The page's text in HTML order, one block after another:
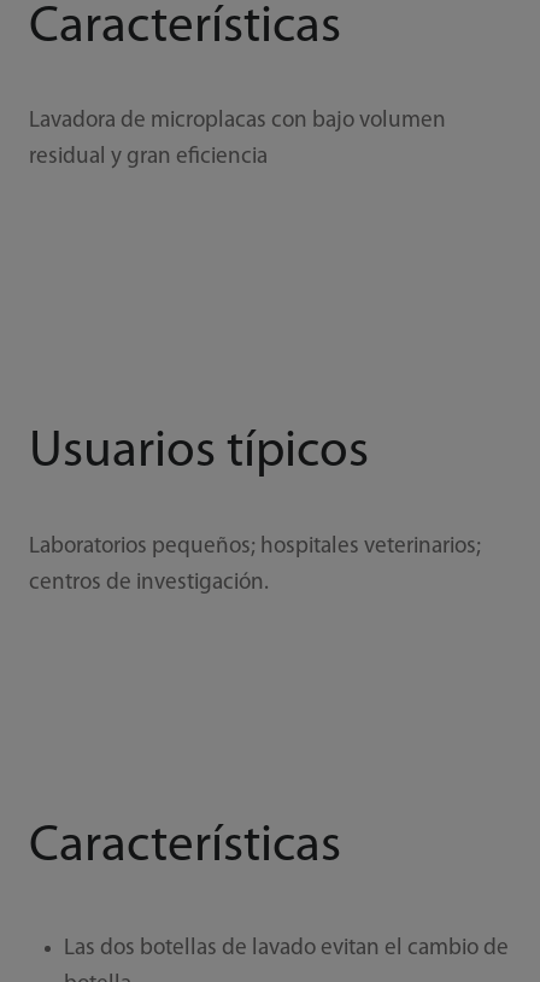
Características
Lavadora de microplacas con bajo volumen
residual y gran eficiencia
Usuarios típicos
Laboratorios pequeños; hospitales veterinarios;
centros de investigación.
Características
Las dos botellas de lavado evitan el cambio de